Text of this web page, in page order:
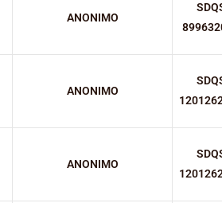
ANONIMO
ANONIMO
ANONIMO